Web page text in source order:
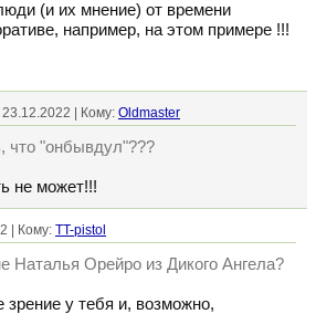
(и их мнение) от времени
например, на этом примере !!!
23.12.2022 | Кому: Oldmaster
что "онбывдул"???
не может!!!
| Кому: TT-pistol
Наталья Орейро из Дикого Ангела?
зрение у тебя и, возможно,